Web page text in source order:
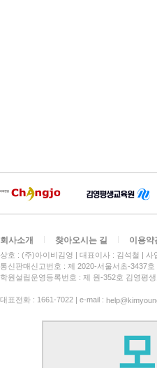
회사소개 찾아오시는 길 이용약
상호 : (주)아이비김영 대표이사 : 김석철 사
통신판매신고번호 : 제 2020-서울서초-3437호
학원설립운영등록번호 : 제 원-352호 김영평
대표전화 : 1661-7022 | e-mail :